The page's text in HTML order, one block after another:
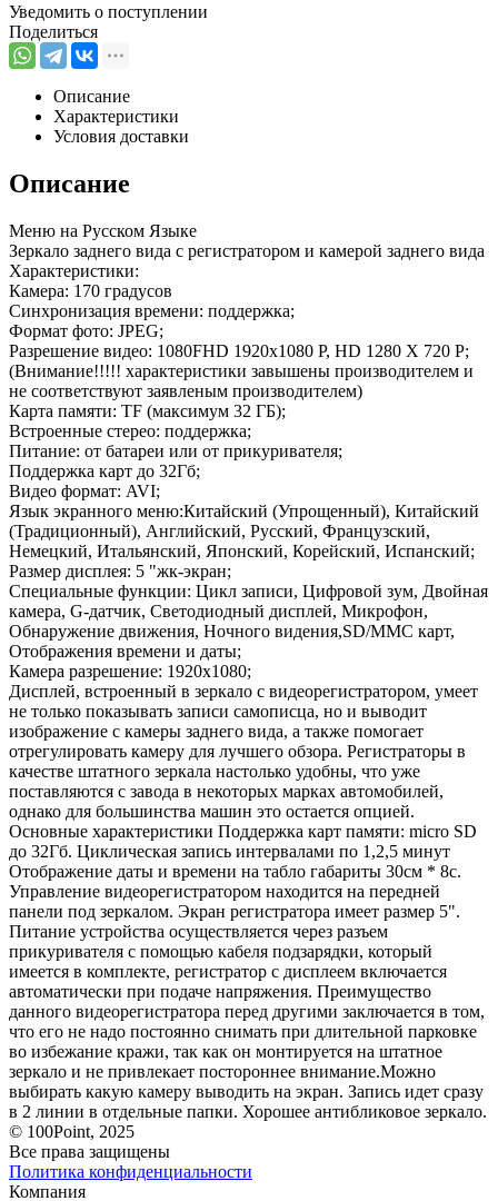
Уведомить о поступлении
Поделиться
Описание
Характеристики
Условия доставки
Описание
Меню на Русском Языке
Зеркало заднего вида с регистратором и камерой заднего вида
Характеристики:
Камера: 170 градусов
Синхронизация времени: поддержка;
Формат фото: JPEG;
Разрешение видео: 1080FHD 1920x1080 P, HD 1280 X 720 P;
(Внимание!!!!! характеристики завышены производителем и
не соответствуют заявленым производителем)
Карта памяти: TF (максимум 32 ГБ);
Встроенные стерео: поддержка;
Питание: от батареи или от прикуривателя;
Поддержка карт до 32Гб;
Видео формат: AVI;
Язык экранного меню:Китайский (Упрощенный), Китайский
(Традиционный), Английский, Русский, Французский,
Немецкий, Итальянский, Японский, Корейский, Испанский;
Размер дисплея: 5 "жк-экран;
Специальные функции: Цикл записи, Цифровой зум, Двойная
камера, G-датчик, Светодиодный дисплей, Микрофон,
Обнаружение движения, Ночного видения,SD/MMC карт,
Отображения времени и даты;
Камера разрешение: 1920x1080;
Дисплей, встроенный в зеркало с видеорегистратором, умеет
не только показывать записи самописца, но и выводит
изображение с камеры заднего вида, а также помогает
отрегулировать камеру для лучшего обзора. Регистраторы в
качестве штатного зеркала настолько удобны, что уже
поставляются с завода в некоторых марках автомобилей,
однако для большинства машин это остается опцией.
Основные характеристики Поддержка карт памяти: micro SD
до 32Гб. Циклическая запись интервалами по 1,2,5 минут
Отображение даты и времени на табло габариты 30см * 8с.
Управление видеорегистратором находится на передней
панели под зеркалом. Экран регистратора имеет размер 5".
Питание устройства осуществляется через разъем
прикуривателя с помощью кабеля подзарядки, который
имеется в комплекте, регистратор с дисплеем включается
автоматически при подаче напряжения. Преимущество
данного видеорегистратора перед другими заключается в том,
что его не надо постоянно снимать при длительной парковке
во избежание кражи, так как он монтируется на штатное
зеркало и не привлекает постороннее внимание.Можно
выбирать какую камеру выводить на экран. Запись идет сразу
в 2 линии в отдельные папки. Хорошее антибликовое зеркало.
© 100Point, 2025
Все права защищены
Политика конфиденциальности
Компания